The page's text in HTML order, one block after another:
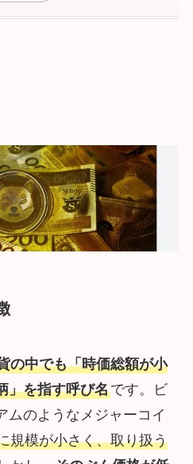
の中でも「時価総額が小
」を指す呼び名です。ビ
ムのようなメジャーコイ
規模が小さく、取り扱う